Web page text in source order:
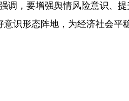
调，要增强舆情风险意识、
识形态阵地，为经济社会平